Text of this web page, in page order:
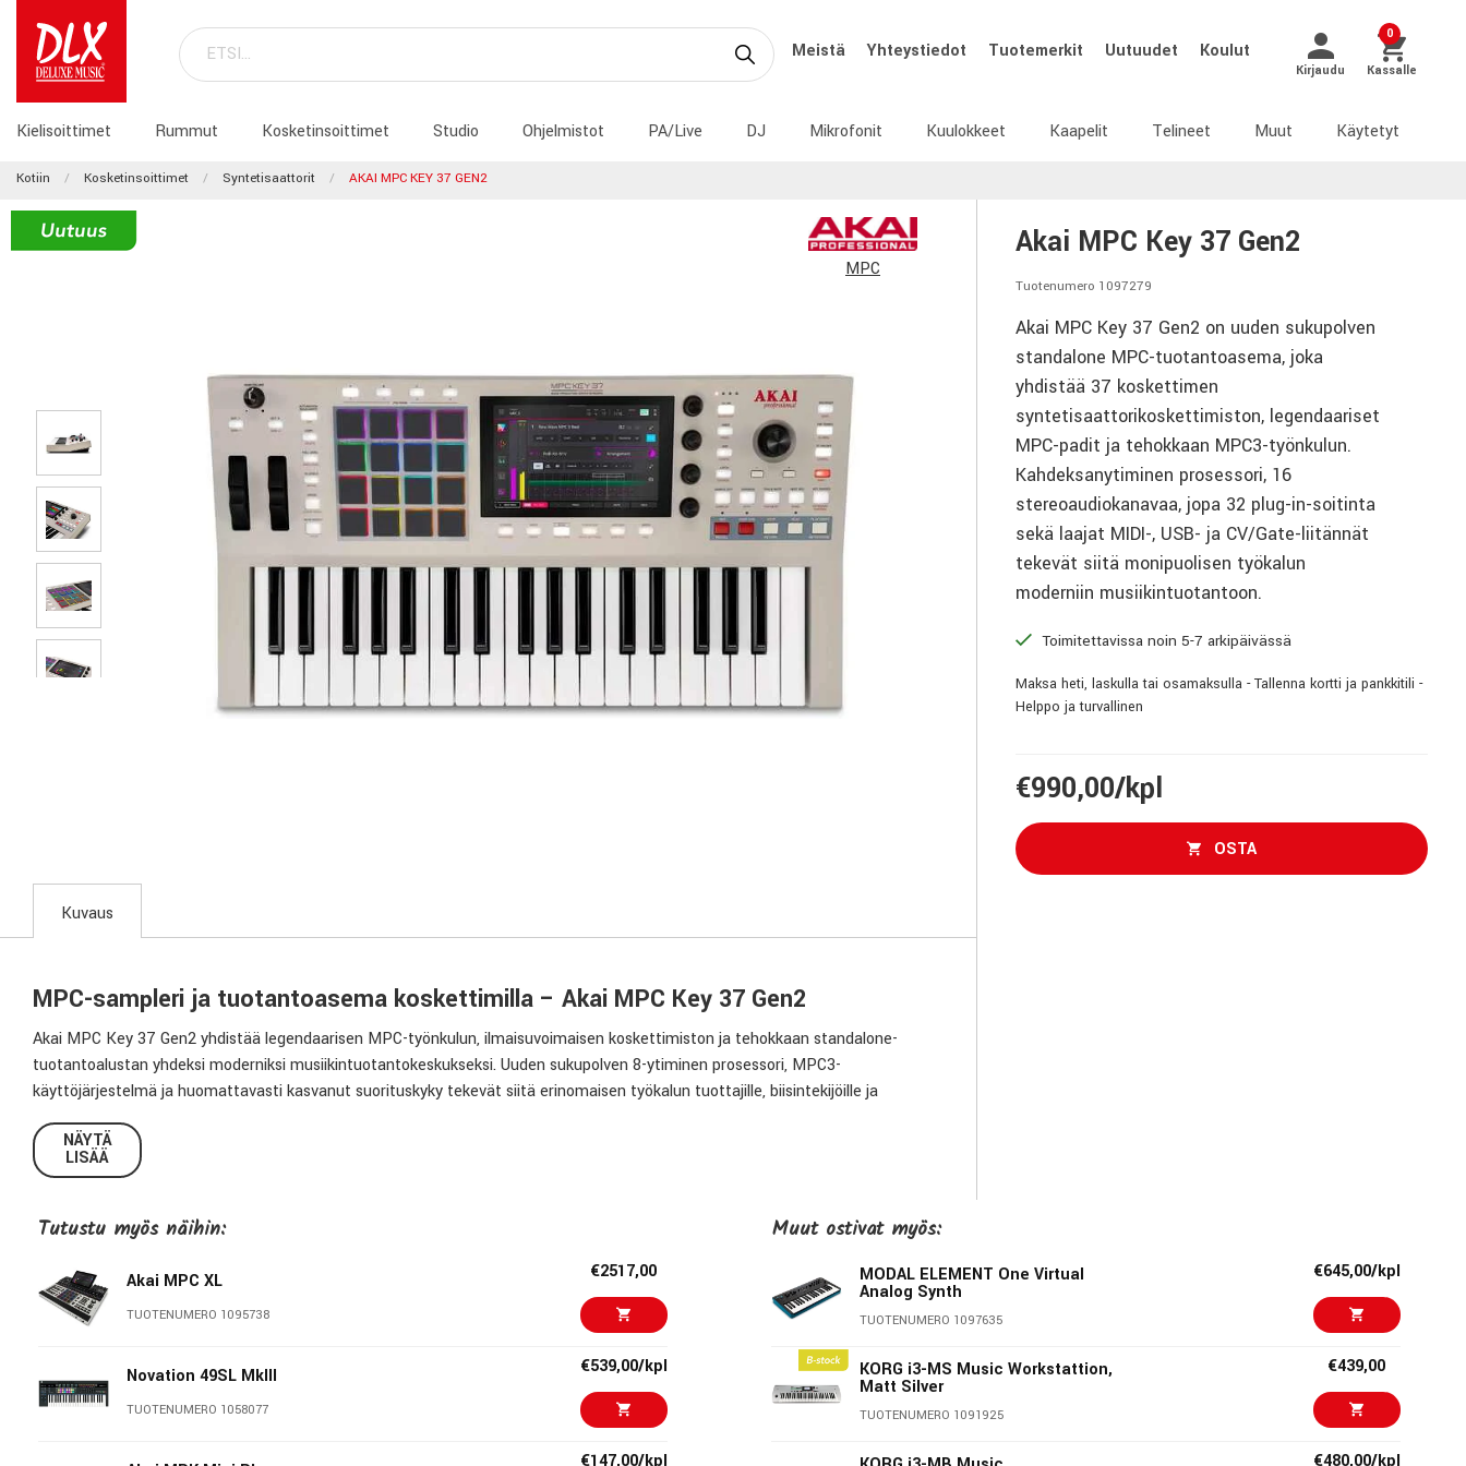
Meistä Yhteystiedot Tuotemerkit Uutuudet Koulut
Kirjaudu
0
Kassalle
Kielisoittimet Rummut Kosketinsoittimet Studio Ohjelmistot PA/Live DJ Mikrofonit Kuulokkeet Kaapelit Telineet Muut Käytetyt
Kotiin Kosketinsoittimet Syntetisaattorit AKAI MPC KEY 37 GEN2
MPC
Akai MPC Key 37 Gen2
Tuotenumero 1097279
Akai MPC Key 37 Gen2 on uuden sukupolven
standalone MPC-tuotantoasema, joka
yhdistää 37 koskettimen
syntetisaattorikoskettimiston, legendaariset
MPC-padit ja tehokkaan MPC3-työnkulun.
Kahdeksanytiminen prosessori, 16
stereoaudiokanavaa, jopa 32 plug-in-soitinta
sekä laajat MIDI-, USB- ja CV/Gate-liitännät
tekevät siitä monipuolisen työkalun
moderniin musiikintuotantoon.
Toimitettavissa noin 5-7 arkipäivässä
Maksa heti, laskulla tai osamaksulla - Tallenna kortti ja pankkitili -
Helppo ja turvallinen
€990,00/kpl
OSTA
Kuvaus
MPC-sampleri ja tuotantoasema koskettimilla – Akai MPC Key 37 Gen2
Akai MPC Key 37 Gen2 yhdistää legendaarisen MPC-työnkulun, ilmaisuvoimaisen koskettimiston ja tehokkaan standalone-
tuotantoalustan yhdeksi moderniksi musiikintuotantokeskukseksi. Uuden sukupolven 8-ytiminen prosessori, MPC3-
käyttöjärjestelmä ja huomattavasti kasvanut suorituskyky tekevät siitä erinomaisen työkalun tuottajille, biisintekijöille ja
kosketinsoittajille, jotka haluavat luoda kokonaisia tuotantoja ilman tietokonetta.
MPC-työnkulku yhdistettynä koskettimistoon
RGB-valaistut padit samaan laitteeseen. Tämä mahdollistaa melodioiden, harmonioiden, rumpukomppien, samplejen ja
Uuden sukupolven suorituskyky
Kahdeksanytiminen ARM-prosessori tarjoaa jopa nelinkertaisen suorituskyvyn edelliseen sukupolveen verrattuna. Käytettävissä
on jopa 16 stereoaudiokanavaa sekä jopa 32 samanaikaisesti toimivaa plug-in-soitinta, mikä mahdollistaa aiempaa laajemmat
tuotannot täysin standalone-tilassa.
NÄYTÄ
LISÄÄ
Tutustu myös näihin:
Akai MPC XL
TUOTENUMERO 1095738
€2517,00
Novation 49SL MkIII
TUOTENUMERO 1058077
€539,00/kpl
€147,00/kpl
Muut ostivat myös:
MODAL ELEMENT One Virtual
Analog Synth
TUOTENUMERO 1097635
€645,00/kpl
KORG i3-MS Music Workstattion,
Matt Silver
TUOTENUMERO 1091925
€439,00
€480,00/kpl